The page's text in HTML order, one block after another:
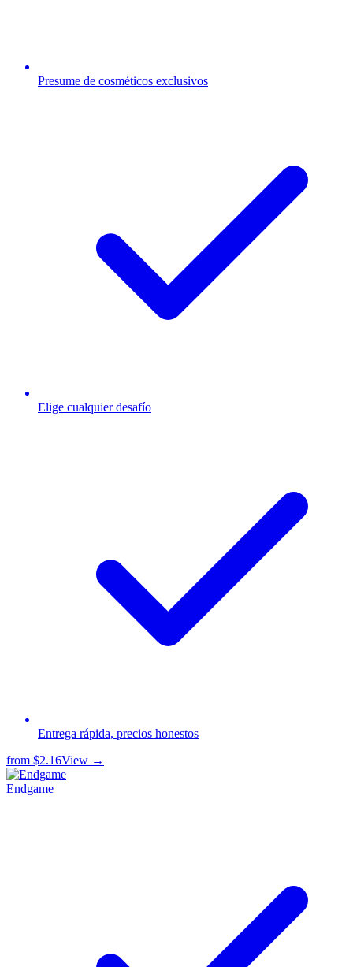
Presume de cosméticos exclusivos
Elige cualquier desafío
Entrega rápida, precios honestos
from $2.16View →
Endgame